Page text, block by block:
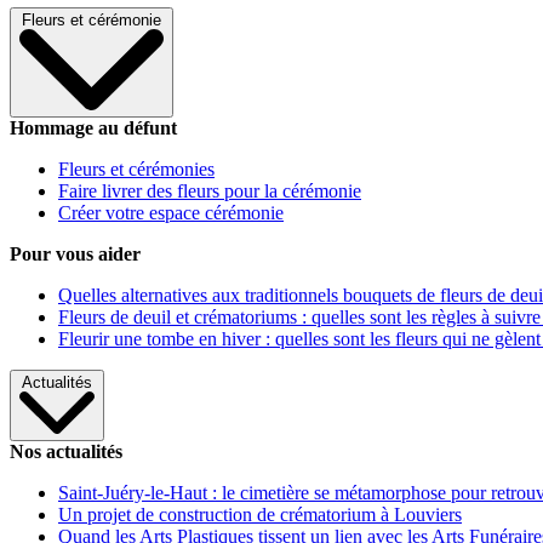
Fleurs et cérémonie
Hommage au défunt
Fleurs et cérémonies
Faire livrer des fleurs pour la cérémonie
Créer votre espace cérémonie
Pour vous aider
Quelles alternatives aux traditionnels bouquets de fleurs de
Fleurs de deuil et crématoriums : quelles sont les règles à
Fleurir une tombe en hiver : quelles sont les fleurs qui ne gèlent
Actualités
Nos actualités
Saint-Juéry-le-Haut : le cimetière se métamorphose pour
Un projet de construction de crématorium à Louviers
Quand les Arts Plastiques tissent un lien avec les Arts